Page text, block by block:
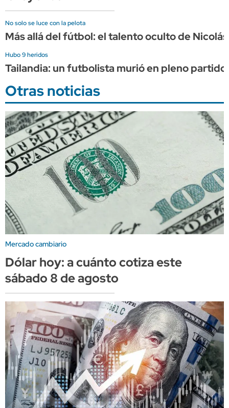
No solo se luce con la pelota
Más allá del fútbol: el talento oculto de
Hubo 9 heridos
Tailandia: un futbolista murió en pleno
Otras noticias
Mercado cambiario
Dólar hoy: a cuánto cotiza este
sábado 8 de agosto